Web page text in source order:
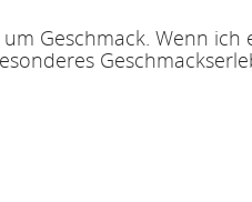
Geschmack. Wenn ich